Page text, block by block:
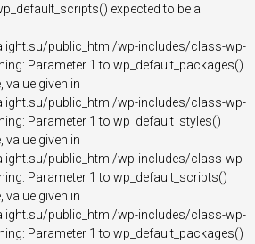
expected to be a
public_html/wp-includes/class-wp-
Parameter 1 to wp_default_packages()
value given in
public_html/wp-includes/class-wp-
Parameter 1 to wp_default_styles()
value given in
public_html/wp-includes/class-wp-
Parameter 1 to wp_default_scripts()
value given in
public_html/wp-includes/class-wp-
Parameter 1 to wp_default_packages()